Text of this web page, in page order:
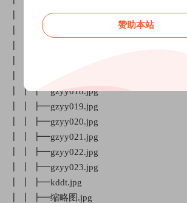
┃ ┃ ┣━gzyy013.jpg
┃ ┃ ┣━gzyy014.jpg
┃ ┃ ┣━gzyy018.jpg
┃ ┃ ┣━gzyy019.jpg
┃ ┃ ┣━gzyy020.jpg
┃ ┃ ┣━gzyy021.jpg
┃ ┃ ┣━gzyy022.jpg
┃ ┃ ┣━gzyy023.jpg
┃ ┃ ┣━kddt.jpg
┃ ┃ ┣━缩略图.jpg
赞助本站